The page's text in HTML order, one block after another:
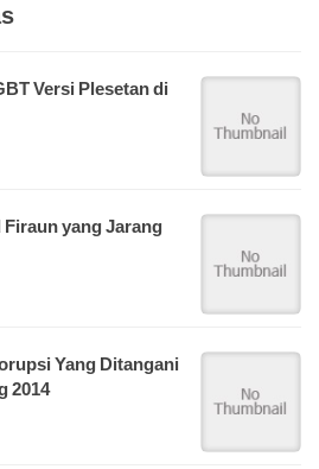
Versi Plesetan di
Firaun yang Jarang
Yang Ditangani
2014